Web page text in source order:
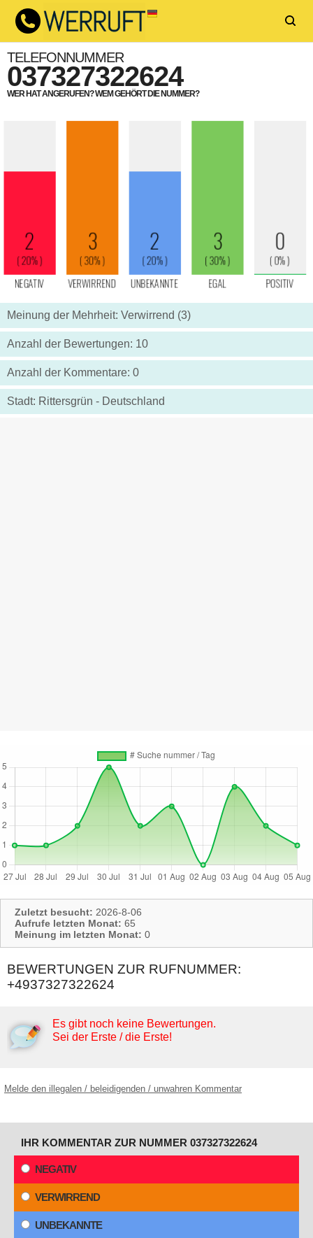
TELEFONNUMMER
037327322624
WER HAT ANGERUFEN? WEM GEHÖRT DIE NUMMER?
Meinung der Mehrheit: Verwirrend (3)
Anzahl der Bewertungen: 10
Anzahl der Kommentare: 0
Stadt: Rittersgrün - Deutschland
Zuletzt besucht: 2026-8-06
Aufrufe letzten Monat: 65
Meinung im letzten Monat: 0
BEWERTUNGEN ZUR RUFNUMMER:
+4937327322624
Es gibt noch keine Bewertungen.
Sei der Erste / die Erste!
Melde den illegalen / beleidigenden / unwahren Kommentar
IHR KOMMENTAR ZUR NUMMER 037327322624
NEGATIV
VERWIRREND
UNBEKANNTE